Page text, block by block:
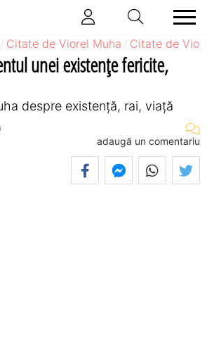
Citate de Viorel Muha Citate de
unei existenţe fericite,
despre existență, rai, viață
adaugă un comentariu